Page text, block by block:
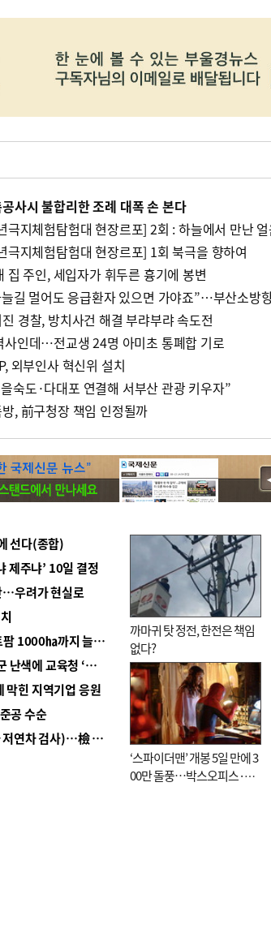
사시 불합리한 조례 대폭 손 본다
극지체험탐험대 현장르포] 2회 : 하늘에서 만난
극지체험탐험대 현장르포] 1회 북극을 향하여
집 주인, 세입자가 휘두른 흉기에 봉변
경찰, 방치사건 해결 부랴부랴 속도전
사인데…전교생 24명 아미초 통폐합 기로
외부인사 혁신위 설치
숙도·다대포 연결해 서부산 관광 키우자”
, 前구청장 책임 인정될까
선다(종합)
제주냐’ 10일 결정
…우려가 현실로
■ 경남 농정 비전 ‘잘 사는 농촌’…스마트팜 1000㏊까지 늘린다
■ 교육혁신선도지 공모 코앞인데…구·군 난색에 교육청 ‘쩔쩔’
힌 지역기업 응원
공 수순
■ 검사 신분 버리고 직급하향(10년 이하 저연차 검사)…檢 중수청행 기피
까마귀 탓 정전, 한전은 책임
없다?
‘스파이더맨’ 개봉 5일 만에 3
00만 돌풍…박스오피스·예